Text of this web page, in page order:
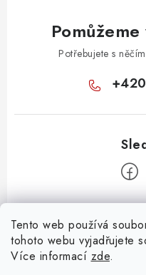
Tento web používá
tohoto webu vyjadřujete
Více informací zde.
Potřebujete s
Z
Informace pro vás